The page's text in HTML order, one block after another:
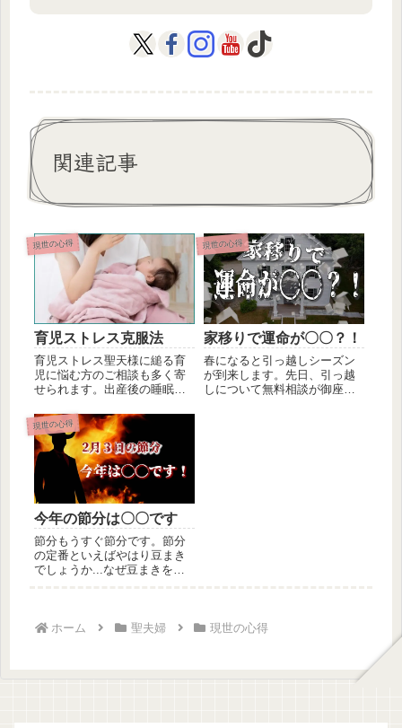
関連記事
現世の心得
育児ストレス克服法
育児ストレス聖天様に縋る育
児に悩む方のご相談も多く寄
せられます。出産後の睡眠不
ていると...
現世の心得
家移りで運命が〇〇？！
春になると引っ越しシーズン
が到来します。先日、引っ越
しについて無料相談が御座い
現世の心得
今年の節分は〇〇です
節分もうすぐ節分です。節分
の定番といえばやはり豆まき
でしょうか...なぜ豆まきをす
ホーム 聖夫婦 現世の心得